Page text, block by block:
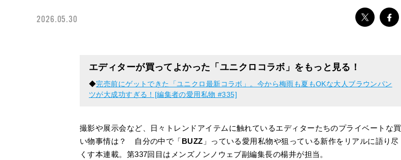
2026.05.30
エディターが買ってよかった「ユニクロコラボ」をもっと見る！
◆完売前にゲットできた「ユニクロ最新コラボ」。今から梅雨も夏もOKな大人ブラウンパン
ツが大成功すぎる！[編集者の愛用私物 #335]
撮影や展示会など、日々トレンドアイテムに触れているエディターたちのプライベートな買
い物事情は？ 自分の中で「BUZZ 」っている愛用私物や狙っている新作をリアルに語り尽
くす本連載。第337回目はメンズノンノウェブ副編集長の楊井が担当。